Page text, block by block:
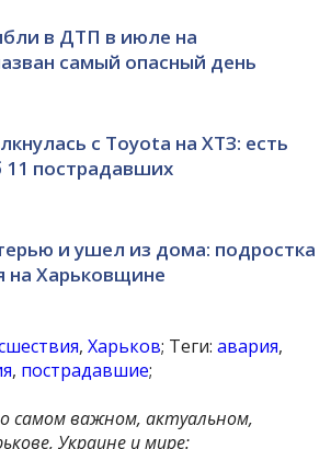
в ДТП в июле на
самый опасный день
с Toyota на ХТЗ: есть
пострадавших
и ушел из дома: подростка
на Харьковщине
,Харьков; Теги:авария,
, пострадавшие;
самом важном, актуальном,
Украине и мире: